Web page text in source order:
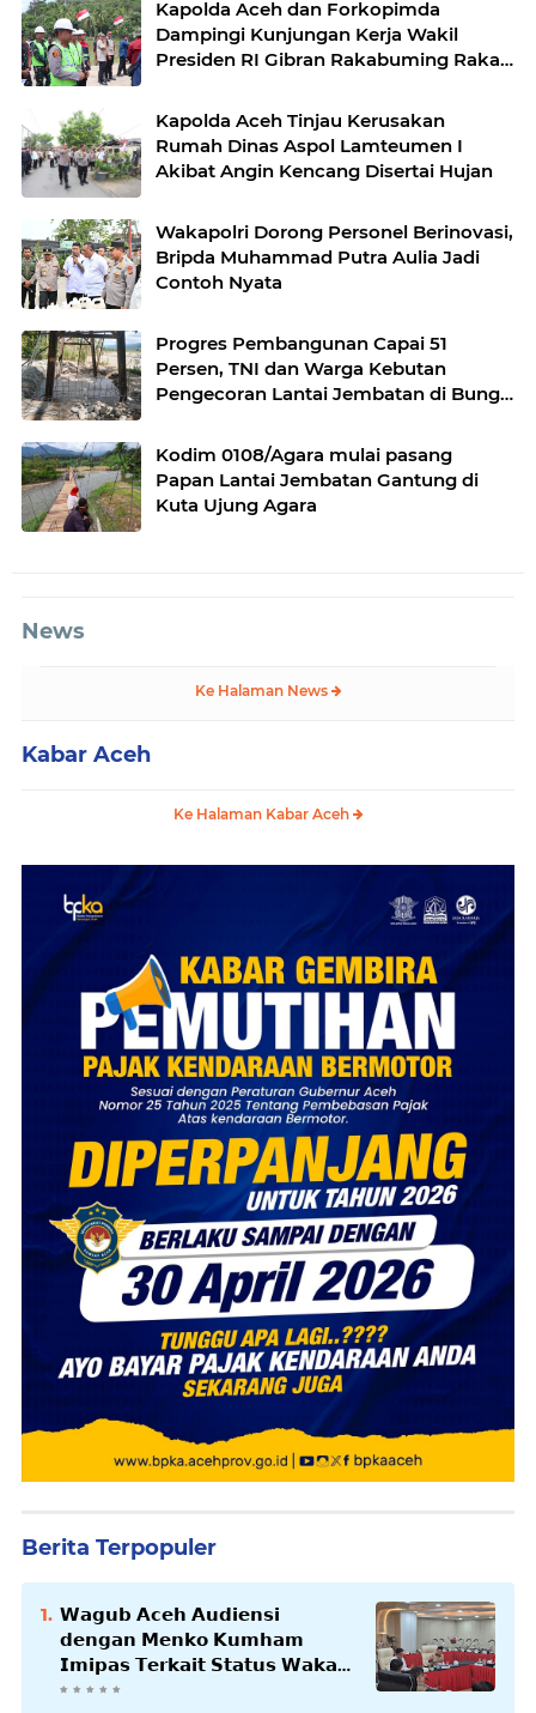
Kapolda Aceh dan Forkopimda
Dampingi Kunjungan Kerja Wakil
Presiden RI Gibran Rakabuming Raka
Kapolda Aceh Tinjau Kerusakan
Rumah Dinas Aspol Lamteumen I
Akibat Angin Kencang Disertai Hujan
Wakapolri Dorong Personel Berinovasi,
Bripda Muhammad Putra Aulia Jadi
Contoh Nyata
Progres Pembangunan Capai 51
Persen, TNI dan Warga Kebutan
Pengecoran Lantai Jembatan di Bunga
Kodim 0108/Agara mulai pasang
Papan Lantai Jembatan Gantung di
Kuta Ujung Agara
News
Ke Halaman News
Kabar Aceh
Ke Halaman Kabar Aceh
Berita Terpopuler
𝗪𝗮𝗴𝘂𝗯 𝗔𝗰𝗲𝗵 𝗔𝘂𝗱𝗶𝗲𝗻𝘀𝗶
𝗱𝗲𝗻𝗴𝗮𝗻 𝗠𝗲𝗻𝗸𝗼 𝗞𝘂𝗺𝗵𝗮𝗺
𝗜𝗺𝗶𝗽𝗮𝘀 𝗧𝗲𝗿𝗸𝗮𝗶𝘁 𝗦𝘁𝗮𝘁𝘂𝘀 𝗪𝗮𝗸𝗮𝗳
𝗕𝗹𝗮𝗻𝗴𝗽𝗮𝗱𝗮𝗻𝗴